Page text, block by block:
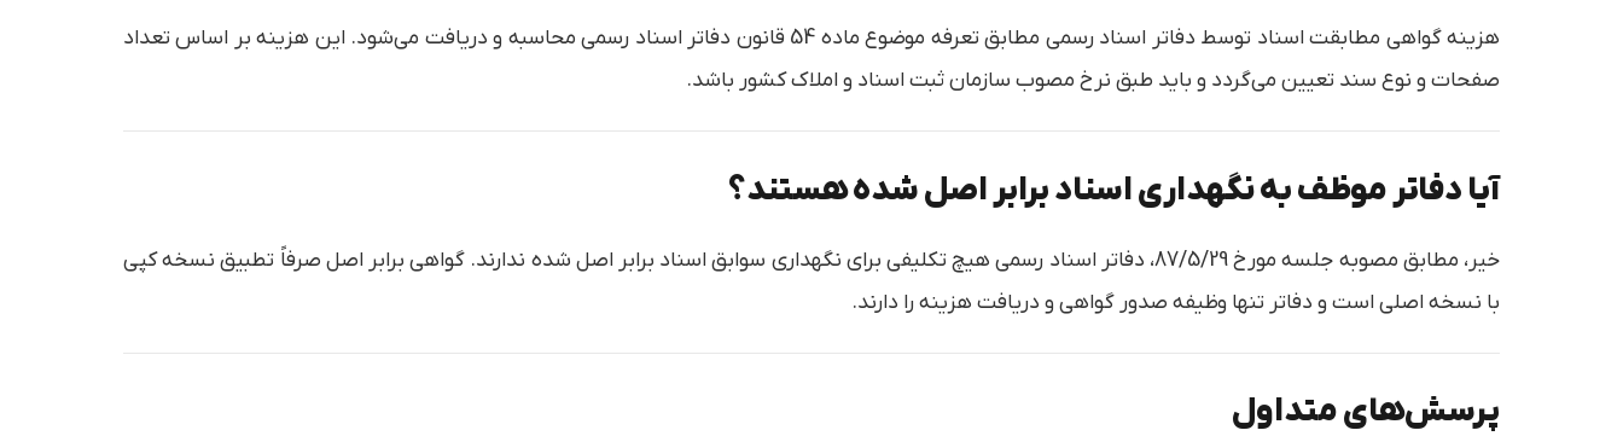
هزینه گواهی مطابقت اسناد توسط دفاتر اسناد رسمی مطابق تعرفه موضوع ماده 54 قانون دفاتر اسناد رسمی محاسبه و دریافت می‌شود. این هزینه بر اساس تعداد
صفحات و نوع سند تعیین می‌گردد و باید طبق نرخ مصوب سازمان ثبت اسناد و املاک کشور باشد.
آیا دفاتر موظف به نگهداری اسناد برابر اصل شده هستند؟
خیر، مطابق مصوبه جلسه مورخ 87/5/29، دفاتر اسناد رسمی هیچ تکلیفی برای نگهداری سوابق اسناد برابر اصل شده ندارند. گواهی برابر اصل صرفاً تطبیق نسخه کپی
با نسخه اصلی است و دفاتر تنها وظیفه صدور گواهی و دریافت هزینه را دارند.
پرسش‌های متداول